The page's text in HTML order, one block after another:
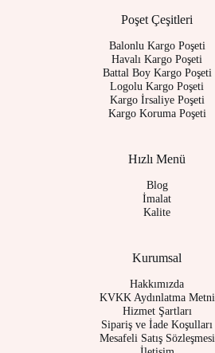
Poşet Çeşitleri
Balonlu Kargo Poşeti
Havalı Kargo Poşeti
Battal Boy Kargo Poşeti
Logolu Kargo Poşeti
Kargo İrsaliye Poşeti
Kargo Koruma Poşeti
Hızlı Menü
Blog
İmalat
Kalite
Kurumsal
Hakkımızda
KVKK Aydınlatma Metni
Hizmet Şartları
Sipariş ve İade Koşulları
Mesafeli Satış Sözleşmesi